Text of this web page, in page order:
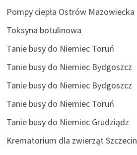
Pompy ciepła Ostrów Mazowiecka
Toksyna botulinowa
Tanie busy do Niemiec Toruń
Tanie busy do Niemiec Bydgoszcz
Tanie busy do Niemiec Bydgoszcz
Tanie busy do Niemiec Toruń
Tanie busy do Niemiec Grudziądz
Krematorium dla zwierząt Szczecin